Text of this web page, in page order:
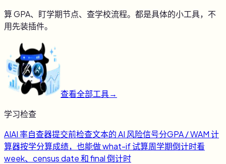
算 GPA、盯学期节点、查学校流程。都是具体的小工具，不
用先装插件。
查看全部工具→
学习检查
AIAI 率自查器提交前检查文本的 AI 风险信号分GPA / WAM 计
算器按学分算成绩，也能做 what-if 试算周学期倒计时看
week、census date 和 final 倒计时